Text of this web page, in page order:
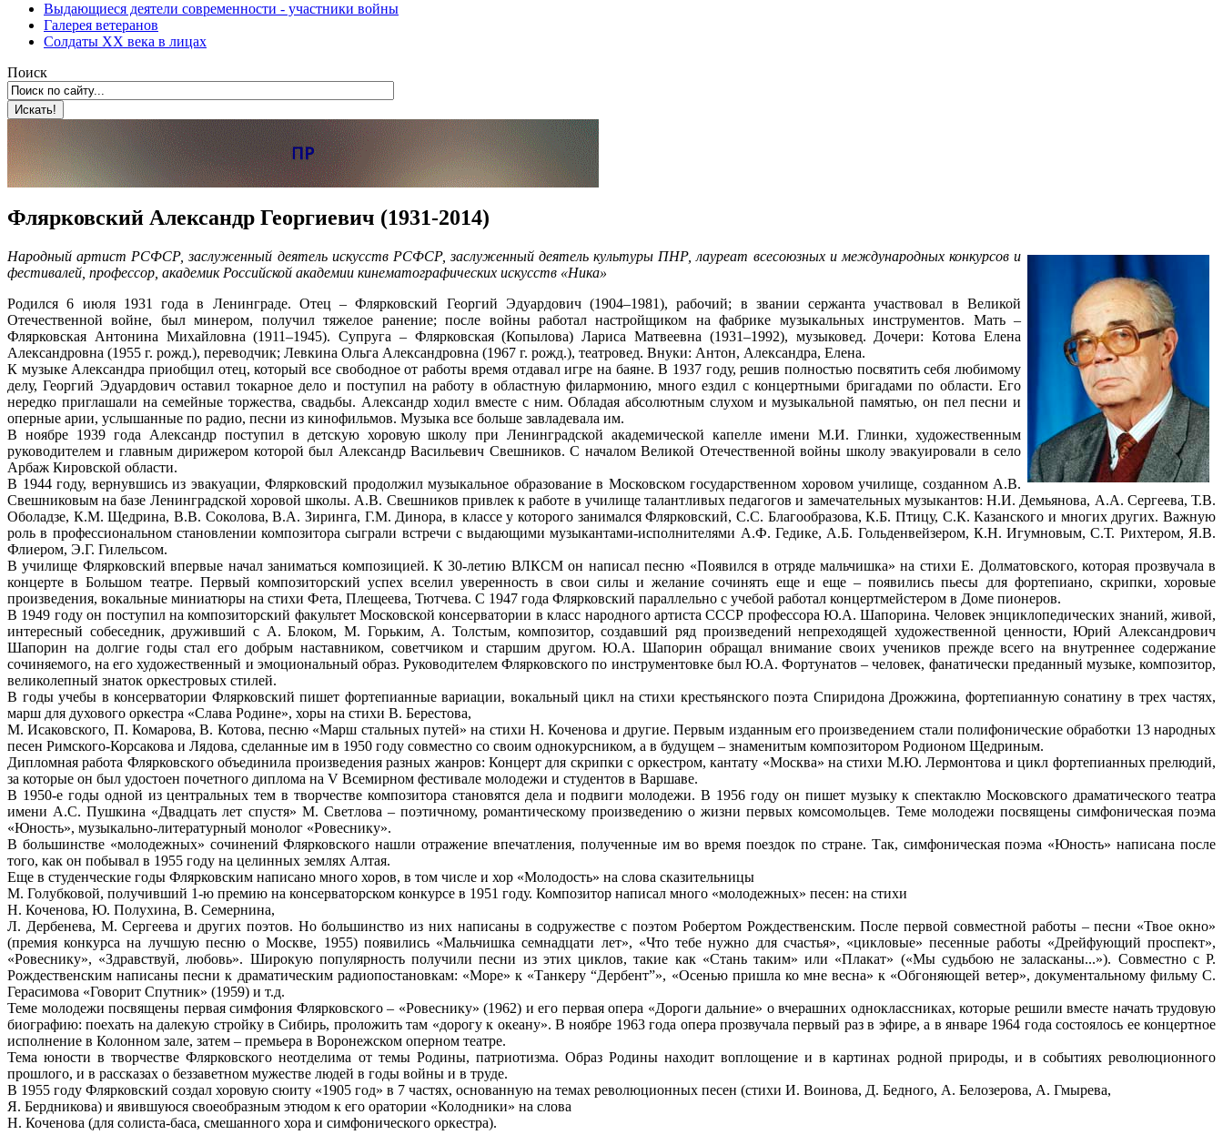
Выдающиеся деятели современности - участники войны
Галерея ветеранов
Солдаты XX века в лицах
Поиск
Флярковский Александр Георгиевич (1931-2014)
Народный артист РСФСР, заслуженный деятель искусств РСФСР, заслуженный деятель культуры ПНР, лауреат всесоюзных и международных конкурсов и
фестивалей, профессор, академик Российской академии кинематографических искусств «Ника»
Родился 6 июля 1931 года в Ленинграде. Отец – Флярковский Георгий Эдуардович (1904–1981), рабочий; в звании сержанта участвовал в Великой
Отечественной войне, был минером, получил тяжелое ранение; после войны работал настройщиком на фабрике музыкальных инструментов. Мать –
Флярковская Антонина Михайловна (1911–1945). Супруга – Флярковская (Копылова) Лариса Матвеевна (1931–1992), музыковед. Дочери: Котова Елена
Александровна (1955 г. рожд.), переводчик; Левкина Ольга Александровна (1967 г. рожд.), театровед. Внуки: Антон, Александра, Елена.
К музыке Александра приобщил отец, который все свободное от работы время отдавал игре на баяне. В 1937 году, решив полностью посвятить себя любимому
делу, Георгий Эдуардович оставил токарное дело и поступил на работу в областную филармонию, много ездил с концертными бригадами по области. Его
нередко приглашали на семейные торжества, свадьбы. Александр ходил вместе с ним. Обладая абсолютным слухом и музыкальной памятью, он пел песни и
оперные арии, услышанные по радио, песни из кинофильмов. Музыка все больше завладевала им.
В ноябре 1939 года Александр поступил в детскую хоровую школу при Ленинградской академической капелле имени М.И. Глинки, художественным
руководителем и главным дирижером которой был Александр Васильевич Свешников. С началом Великой Отечественной войны школу эвакуировали в село
Арбаж Кировской области.
В 1944 году, вернувшись из эвакуации, Флярковский продолжил музыкальное образование в Московском государственном хоровом училище, созданном А.В.
Свешниковым на базе Ленинградской хоровой школы. А.В. Свешников привлек к работе в училище талантливых педагогов и замечательных музыкантов: Н.И. Демьянова, А.А. Сергеева, Т.В.
Оболадзе, К.М. Щедрина, В.В. Соколова, В.А. Зиринга, Г.М. Динора, в классе у которого занимался Флярковский, С.С. Благообразова, К.Б. Птицу, С.К. Казанского и многих других. Важную
роль в профессиональном становлении композитора сыграли встречи с выдающими музыкантами-исполнителями А.Ф. Гедике, А.Б. Гольденвейзером, К.Н. Игумновым, С.Т. Рихтером, Я.В.
Флиером, Э.Г. Гилельсом.
В училище Флярковский впервые начал заниматься композицией. К 30-летию ВЛКСМ он написал песню «Появился в отряде мальчишка» на стихи Е. Долматовского, которая прозвучала в
концерте в Большом театре. Первый композиторский успех вселил уверенность в свои силы и желание сочинять еще и еще – появились пьесы для фортепиано, скрипки, хоровые
произведения, вокальные миниатюры на стихи Фета, Плещеева, Тютчева. С 1947 года Флярковский параллельно с учебой работал концертмейстером в Доме пионеров.
В 1949 году он поступил на композиторский факультет Московской консерватории в класс народного артиста СССР профессора Ю.А. Шапорина. Человек энциклопедических знаний, живой,
интересный собеседник, друживший с А. Блоком, М. Горьким, А. Толстым, композитор, создавший ряд произведений непреходящей художественной ценности, Юрий Александрович
Шапорин на долгие годы стал его добрым наставником, советчиком и старшим другом. Ю.А. Шапорин обращал внимание своих учеников прежде всего на внутреннее содержание
сочиняемого, на его художественный и эмоциональный образ. Руководителем Флярковского по инструментовке был Ю.А. Фортунатов – человек, фанатически преданный музыке, композитор,
великолепный знаток оркестровых стилей.
В годы учебы в консерватории Флярковский пишет фортепианные вариации, вокальный цикл на стихи крестьянского поэта Спиридона Дрожжина, фортепианную сонатину в трех частях,
марш для духового оркестра «Слава Родине», хоры на стихи В. Берестова,
М. Исаковского, П. Комарова, В. Котова, песню «Марш стальных путей» на стихи Н. Коченова и другие. Первым изданным его произведением стали полифонические обработки 13 народных
песен Римского-Корсакова и Лядова, сделанные им в 1950 году совместно со своим однокурсником, а в будущем – знаменитым композитором Родионом Щедриным.
Дипломная работа Флярковского объединила произведения разных жанров: Концерт для скрипки с оркестром, кантату «Москва» на стихи М.Ю. Лермонтова и цикл фортепианных прелюдий,
за которые он был удостоен почетного диплома на V Всемирном фестивале молодежи и студентов в Варшаве.
В 1950-е годы одной из центральных тем в творчестве композитора становятся дела и подвиги молодежи. В 1956 году он пишет музыку к спектаклю Московского драматического театра
имени А.С. Пушкина «Двадцать лет спустя» М. Светлова – поэтичному, романтическому произведению о жизни первых комсомольцев. Теме молодежи посвящены симфоническая поэма
«Юность», музыкально-литературный монолог «Ровеснику».
В большинстве «молодежных» сочинений Флярковского нашли отражение впечатления, полученные им во время поездок по стране. Так, симфоническая поэма «Юность» написана после
того, как он побывал в 1955 году на целинных землях Алтая.
Еще в студенческие годы Флярковским написано много хоров, в том числе и хор «Молодость» на слова сказительницы
М. Голубковой, получивший 1-ю премию на консерваторском конкурсе в 1951 году. Композитор написал много «молодежных» песен: на стихи
Н. Коченова, Ю. Полухина, В. Семернина,
Л. Дербенева, М. Сергеева и других поэтов. Но большинство из них написаны в содружестве с поэтом Робертом Рождественским. После первой совместной работы – песни «Твое окно»
(премия конкурса на лучшую песню о Москве, 1955) появились «Мальчишка семнадцати лет», «Что тебе нужно для счастья», «цикловые» песенные работы «Дрейфующий проспект»,
«Ровеснику», «Здравствуй, любовь». Широкую популярность получили песни из этих циклов, такие как «Стань таким» или «Плакат» («Мы судьбою не заласканы...»). Совместно с Р.
Рождественским написаны песни к драматическим радиопостановкам: «Море» к «Танкеру “Дербент”», «Осенью пришла ко мне весна» к «Обгоняющей ветер», документальному фильму С.
Герасимова «Говорит Спутник» (1959) и т.д.
Теме молодежи посвящены первая симфония Флярковского – «Ровеснику» (1962) и его первая опера «Дороги дальние» о вчерашних одноклассниках, которые решили вместе начать трудовую
биографию: поехать на далекую стройку в Сибирь, проложить там «дорогу к океану». В ноябре 1963 года опера прозвучала первый раз в эфире, а в январе 1964 года состоялось ее концертное
исполнение в Колонном зале, затем – премьера в Воронежском оперном театре.
Тема юности в творчестве Флярковского неотделима от темы Родины, патриотизма. Образ Родины находит воплощение и в картинах родной природы, и в событиях революционного
прошлого, и в рассказах о беззаветном мужестве людей в годы войны и в труде.
В 1955 году Флярковский создал хоровую сюиту «1905 год» в 7 частях, основанную на темах революционных песен (стихи И. Воинова, Д. Бедного, А. Белозерова, А. Гмырева,
Я. Бердникова) и явившуюся своеобразным этюдом к его оратории «Колодники» на слова
Н. Коченова (для солиста-баса, смешанного хора и симфонического оркестра).